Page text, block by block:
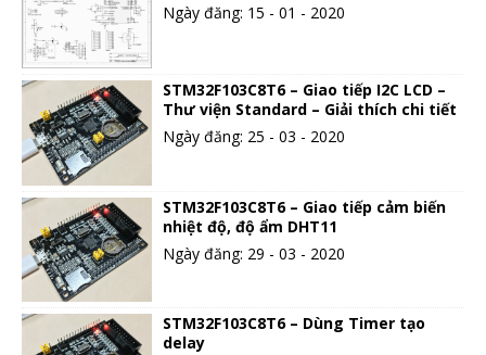
Ngày đăng: 15 - 01 - 2020
STM32F103C8T6 – Giao tiếp I2C LCD –
Thư viện Standard – Giải thích chi tiết
Ngày đăng: 25 - 03 - 2020
STM32F103C8T6 – Giao tiếp cảm biến
nhiệt độ, độ ẩm DHT11
Ngày đăng: 29 - 03 - 2020
STM32F103C8T6 – Dùng Timer tạo
delay